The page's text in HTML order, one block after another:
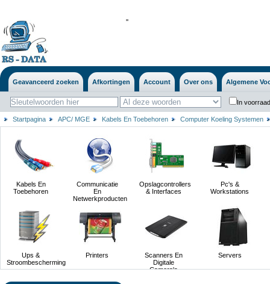
''
Geavanceerd zoeken Afkortingen Account Over ons Algemene
In
Startpagina APC/ MGE Kabels En Toebehoren Computer Koeling Systemen
Kabels En
Toebehoren
Communicatie
En
Netwerkproducten
Opslagcontrollers
& Interfaces
Pc's &
Workstations
Ups &
Stroombescherming
Printers
Scanners En
Digitale
Camera's
Servers